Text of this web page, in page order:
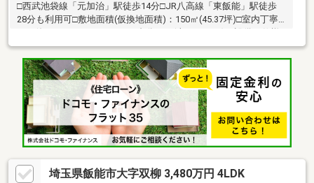
□西武池袋線「元加治」駅徒歩14分□JR八高線「東飯能」駅徒歩
28分も利用可□敷地面積(仮換地面積)：150㎡(45.37坪)□室内丁寧
―□2階洋室約8帖にウォークインクローゼット□キッチンに造付収
納棚、床下収納□浴室換気乾燥暖房機付き□TVモニター付きインタ
ーホン
埼玉県飯能市大字双柳 3,480万円 4LDK